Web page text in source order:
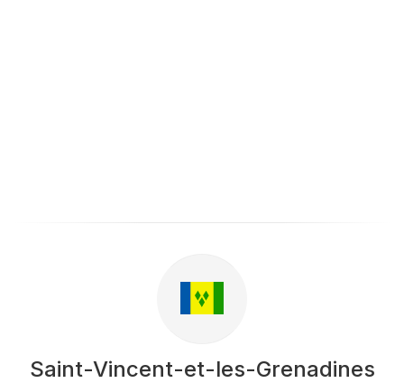
Saint-Vincent-et-les-Grenadines